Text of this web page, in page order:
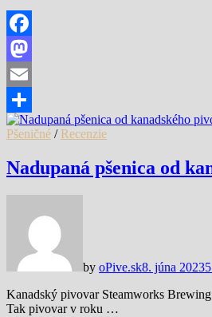
Facebook
Mastodon
Email
Share
Pšeničné / Recenzie
Nadupaná pšenica od
by oPive.sk8. júna 2023
Kanadský pivovar Steamworks
Tak pivovar v roku …